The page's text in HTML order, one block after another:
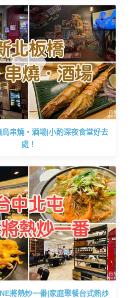
鳥串燒‧酒場|小酌深夜食堂好去
處！
將熱炒一番|家庭聚餐台式熱炒